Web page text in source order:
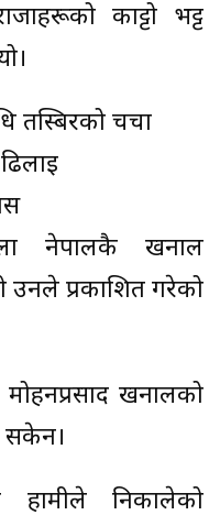
काट्टो भट्ट
तस्बिरको चर्चा
नेपालकै खनाल
उनले प्रकाशित गरेको
खनालको
सकेन।
हामीले निकालेको